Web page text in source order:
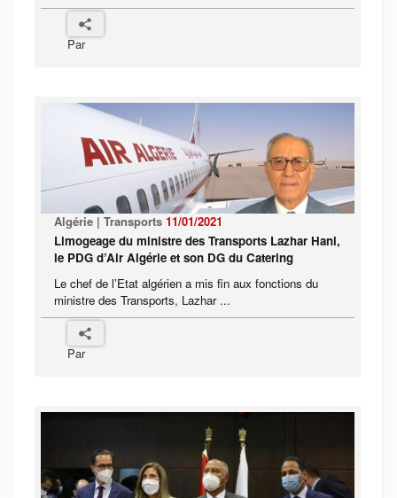
Par
Algérie | Transports 11/01/2021
Limogeage du ministre des Transports Lazhar Hani,
le PDG d’Air Algérie et son DG du Catering
Le chef de l’Etat algérien a mis fin aux fonctions du
ministre des Transports, Lazhar ...
Par